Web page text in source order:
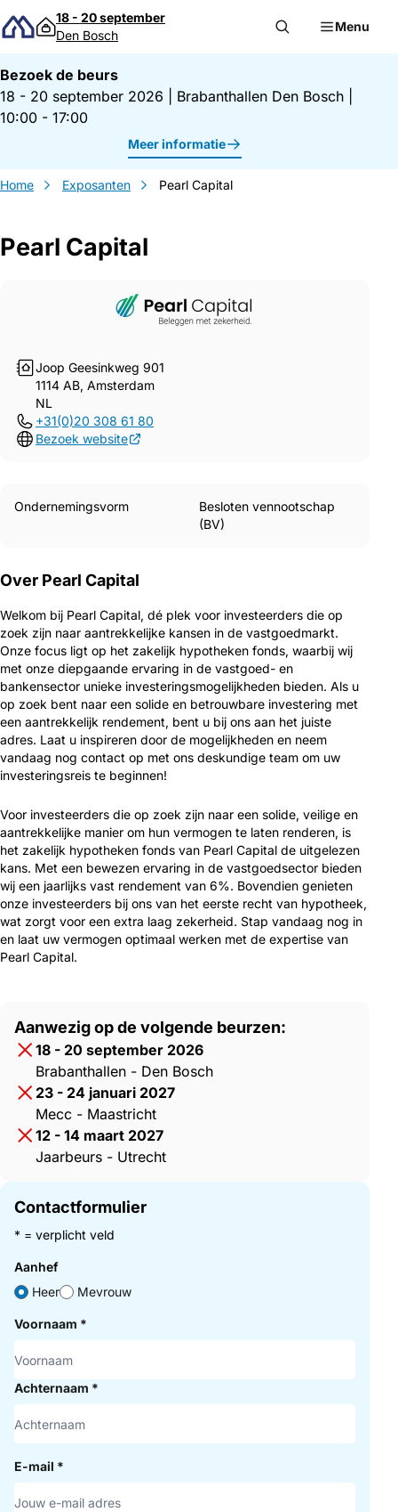
Direct naar inhoud
18 - 20 september
Den Bosch
Menu
Bezoek de beurs
18 - 20 september 2026
Brabanthallen Den Bosch
10:00 - 17:00
Meer informatie
Home Exposanten Pearl Capital
Pearl Capital
Joop Geesinkweg 901
1114 AB, Amsterdam
NL
+31(0)20 308 61 80
Bezoek website
Gegevens Pearl Capital
Ondernemingsvorm
Besloten vennootschap
(BV)
Over Pearl Capital
Welkom bij Pearl Capital, dé plek voor investeerders die op
zoek zijn naar aantrekkelijke kansen in de vastgoedmarkt.
Onze focus ligt op het zakelijk hypotheken fonds, waarbij wij
met onze diepgaande ervaring in de vastgoed- en
bankensector unieke investeringsmogelijkheden bieden. Als u
op zoek bent naar een solide en betrouwbare investering met
een aantrekkelijk rendement, bent u bij ons aan het juiste
adres. Laat u inspireren door de mogelijkheden en neem
vandaag nog contact op met ons deskundige team om uw
investeringsreis te beginnen!
Voor investeerders die op zoek zijn naar een solide, veilige en
aantrekkelijke manier om hun vermogen te laten renderen, is
het zakelijk hypotheken fonds van Pearl Capital de uitgelezen
kans. Met een bewezen ervaring in de vastgoedsector bieden
wij een jaarlijks vast rendement van 6%. Bovendien genieten
onze investeerders bij ons van het eerste recht van hypotheek,
wat zorgt voor een extra laag zekerheid. Stap vandaag nog in
en laat uw vermogen optimaal werken met de expertise van
Pearl Capital.
Aanwezig op de volgende beurzen:
18 - 20 september 2026
Brabanthallen - Den Bosch
23 - 24 januari 2027
Mecc - Maastricht
12 - 14 maart 2027
Jaarbeurs - Utrecht
Contactformulier
* = verplicht veld
Aanhef
Heer
Mevrouw
Voornaam *
Achternaam *
E-mail *